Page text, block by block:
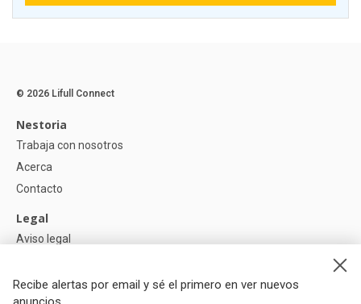
Recibe alertas por email y sé el primero en ver nuevos
© 2026 Lifull Connect
Nestoria
Trabaja con nosotros
Acerca
Contacto
Legal
Aviso legal
Política de Cookies